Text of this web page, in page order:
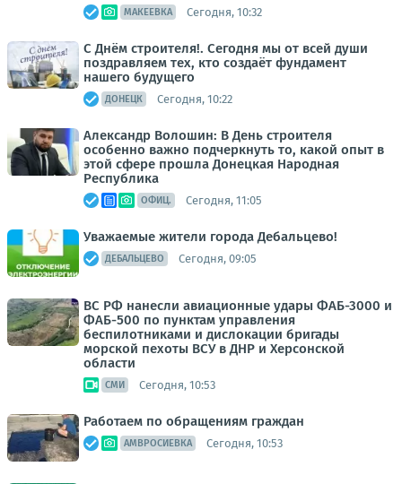
МАКЕЕВКА Сегодня, 10:32
С Днём строителя!. Сегодня мы от всей души
поздравляем тех, кто создаёт фундамент
нашего будущего
ДОНЕЦК Сегодня, 10:22
Александр Волошин: В День строителя
особенно важно подчеркнуть то, какой опыт в
этой сфере прошла Донецкая Народная
Республика
ОФИЦ. Сегодня, 11:05
Уважаемые жители города Дебальцево!
ДЕБАЛЬЦЕВО Сегодня, 09:05
ВС РФ нанесли авиационные удары ФАБ-3000 и
ФАБ-500 по пунктам управления
беспилотниками и дислокации бригады
морской пехоты ВСУ в ДНР и Херсонской
области
СМИ Сегодня, 10:53
Работаем по обращениям граждан
АМВРОСИЕВКА Сегодня, 10:53